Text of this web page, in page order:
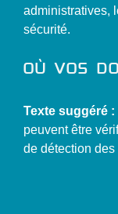
administratives,
sécurité.
Où vos
Texte suggéré :
peuvent être
de détection